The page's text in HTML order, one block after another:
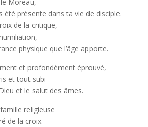
été présente dans ta vie de disciple.
de la critique,
physique que l’âge apporte.
et profondément éprouvé,
et tout subi
et le salut des âmes.
religieuse
de la croix.